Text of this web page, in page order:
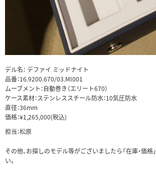
デル名： デファイ ミッドナイト
品番：16.9200.670/03.MI001
ムーブメント：自動巻き（エリート670）
ケース素材：ステンレススチール防水：10気圧防水
直径：36mm
価格：¥1,265,000(税込)
担当：松原
その他、お探しのモデル等がございましたら「在庫・価
い。